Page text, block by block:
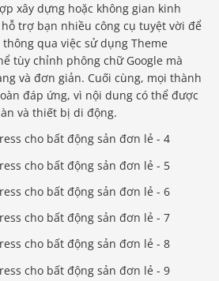
xây dựng hoặc không gian kinh
trợ bạn nhiều công cụ tuyệt vời để
qua việc sử dụng Theme
tùy chỉnh phông chữ Google mà
và đơn giản. Cuối cùng, mọi thành
đáp ứng, vì nội dung có thể được
và thiết bị di động.